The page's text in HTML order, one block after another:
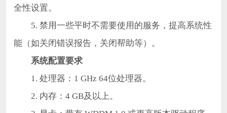
全性设置。
5. 禁用一些平时不需要使用的服务，提高系统性
能（如关闭错误报告，关闭帮助等）。
系统配置要求
1. 处理器：1 GHz 64位处理器。
2. 内存：4 GB及以上。